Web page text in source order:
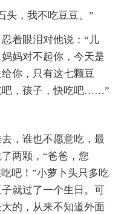
头，我不吃豆豆。”
着眼泪对他说：“儿
妈对不起你，今天是
你，只有这七颗豆
吧，孩子，快吃吧……”
，谁也不愿意吃，最
两颗，“爸爸，您
吧！”小萝卜头只多吃
就过了一个生日。可
的，从来不知道外面